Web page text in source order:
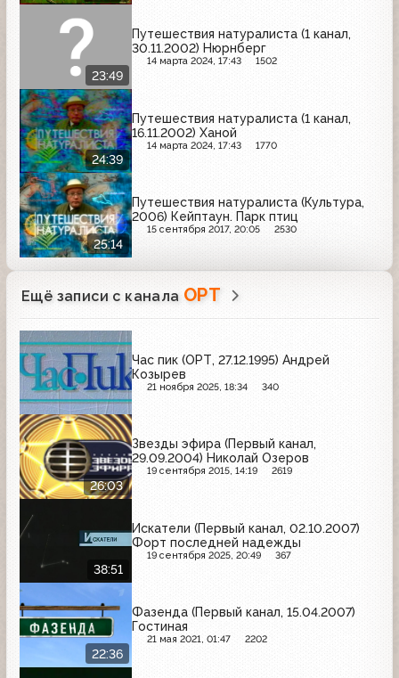
23:49
Путешествия натуралиста (1 канал,
30.11.2002) Нюрнберг
14 марта 2024, 17:43 1502
24:39
Путешествия натуралиста (1 канал,
16.11.2002) Ханой
14 марта 2024, 17:43 1770
25:14
Путешествия натуралиста (Культура,
2006) Кейптаун. Парк птиц
15 сентября 2017, 20:05 2530
Ещё записи с канала ОРТ
Час пик (ОРТ, 27.12.1995) Андрей
Козырев
21 ноября 2025, 18:34 340
26:03
Звезды эфира (Первый канал,
29.09.2004) Николай Озеров
19 сентября 2015, 14:19 2619
38:51
Искатели (Первый канал, 02.10.2007)
Форт последней надежды
19 сентября 2025, 20:49 367
22:36
Фазенда (Первый канал, 15.04.2007)
Гостиная
21 мая 2021, 01:47 2202